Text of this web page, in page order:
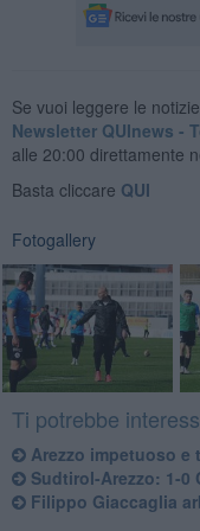
Se vuoi leggere le
Newsletter QUInews -
alle 20:00 direttamente
Basta cliccare QUI
Fotogallery
Ti potrebbe
Arezzo impetuoso e
Sudtirol-Arezzo: 1-0
​Filippo Giaccaglia